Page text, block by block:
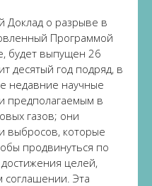
о разрыве в
Программой
будет выпущен 26
десятый год подряд, в
недавние научные
предполагаемым в
газов; они
выбросов, которые
продвинуться по
целей,
соглашении. Эта